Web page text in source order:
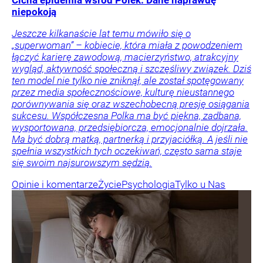
niepokoją
Jeszcze kilkanaście lat temu mówiło się o
„superwoman” – kobiecie, która miała z powodzeniem
łączyć karierę zawodową, macierzyństwo, atrakcyjny
wygląd, aktywność społeczną i szczęśliwy związek. Dziś
ten model nie tylko nie zniknął, ale został spotęgowany
przez media społecznościowe, kulturę nieustannego
porównywania się oraz wszechobecną presję osiągania
sukcesu. Współczesna Polka ma być piękna, zadbana,
wysportowana, przedsiębiorcza, emocjonalnie dojrzała.
Ma być dobrą matką, partnerką i przyjaciółką. A jeśli nie
spełnia wszystkich tych oczekiwań, często sama staje
się swoim najsurowszym sędzią.
Opinie i komentarzeŻyciePsychologiaTylko u Nas